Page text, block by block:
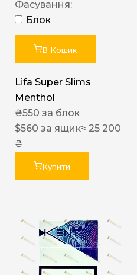
Фасування:
Блок
В Кошик
Lifa Super Slims
Menthol
₴550 за блок
$560 за ящик≈ 25 200
₴
Купити